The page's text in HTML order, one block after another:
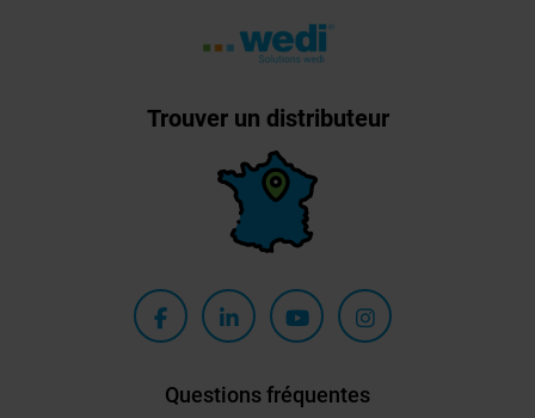
Trouver un distributeur
Questions fréquentes